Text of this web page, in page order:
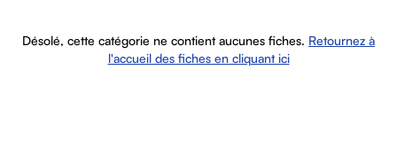
Désolé, cette catégorie ne contient aucunes fiches. Retournez à
l'accueil des fiches en cliquant ici